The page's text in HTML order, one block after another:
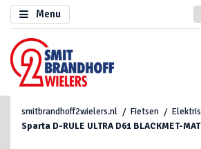
Menu
smitbrandhoff2wielers.nl Fietsen
Sparta D-RULE ULTRA D61 BLACKMET-